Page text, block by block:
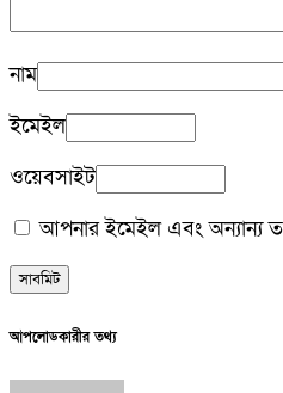
নাম
ইমেইল
ওয়েবসাইট
আপনার ইমেইল এবং অন্যান্য
আপলোডকারীর তথ্য